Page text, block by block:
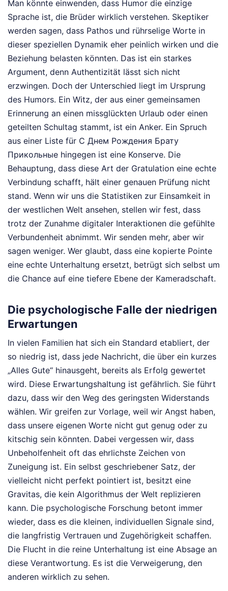
Man könnte einwenden, dass Humor die einzige
Sprache ist, die Brüder wirklich verstehen. Skeptiker
werden sagen, dass Pathos und rührselige Worte in
dieser speziellen Dynamik eher peinlich wirken und die
Beziehung belasten könnten. Das ist ein starkes
Argument, denn Authentizität lässt sich nicht
erzwingen. Doch der Unterschied liegt im Ursprung
des Humors. Ein Witz, der aus einer gemeinsamen
Erinnerung an einen missglückten Urlaub oder einen
geteilten Schultag stammt, ist ein Anker. Ein Spruch
aus einer Liste für С Днем Рождения Брату
Прикольные hingegen ist eine Konserve. Die
Behauptung, dass diese Art der Gratulation eine echte
Verbindung schafft, hält einer genauen Prüfung nicht
stand. Wenn wir uns die Statistiken zur Einsamkeit in
der westlichen Welt ansehen, stellen wir fest, dass
trotz der Zunahme digitaler Interaktionen die gefühlte
Verbundenheit abnimmt. Wir senden mehr, aber wir
sagen weniger. Wer glaubt, dass eine kopierte Pointe
eine echte Unterhaltung ersetzt, betrügt sich selbst um
die Chance auf eine tiefere Ebene der Kameradschaft.
Die psychologische Falle der niedrigen
Erwartungen
In vielen Familien hat sich ein Standard etabliert, der
so niedrig ist, dass jede Nachricht, die über ein kurzes
„Alles Gute“ hinausgeht, bereits als Erfolg gewertet
wird. Diese Erwartungshaltung ist gefährlich. Sie führt
dazu, dass wir den Weg des geringsten Widerstands
wählen. Wir greifen zur Vorlage, weil wir Angst haben,
dass unsere eigenen Worte nicht gut genug oder zu
kitschig sein könnten. Dabei vergessen wir, dass
Unbeholfenheit oft das ehrlichste Zeichen von
Zuneigung ist. Ein selbst geschriebener Satz, der
vielleicht nicht perfekt pointiert ist, besitzt eine
Gravitas, die kein Algorithmus der Welt replizieren
kann. Die psychologische Forschung betont immer
wieder, dass es die kleinen, individuellen Signale sind,
die langfristig Vertrauen und Zugehörigkeit schaffen.
Die Flucht in die reine Unterhaltung ist eine Absage an
diese Verantwortung. Es ist die Verweigerung, den
anderen wirklich zu sehen.